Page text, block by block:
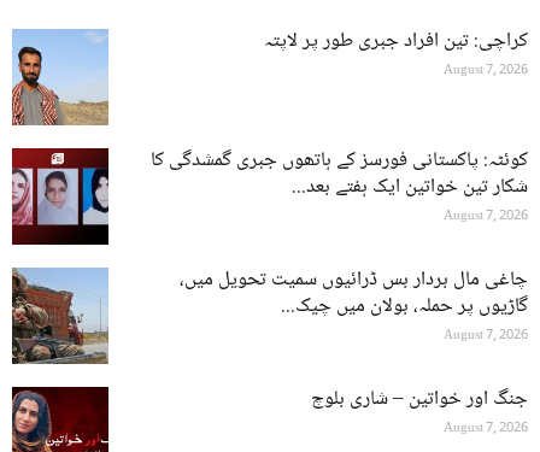
کراچی: تین افراد جبری طور پر لاپتہ
August 7, 2026
کوئٹہ: پاکستانی فورسز کے ہاتھوں جبری گمشدگی کا
شکار تین خواتین ایک ہفتے بعد...
August 7, 2026
چاغی مال بردار بس ڈرائیوں سمیت تحویل میں،
گاڑیوں پر حملہ، بولان میں چیک...
August 7, 2026
جنگ اور خواتین – شاری بلوچ
August 7, 2026